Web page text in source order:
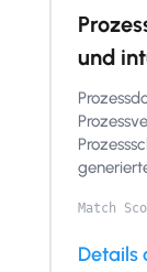
und
Match
Details